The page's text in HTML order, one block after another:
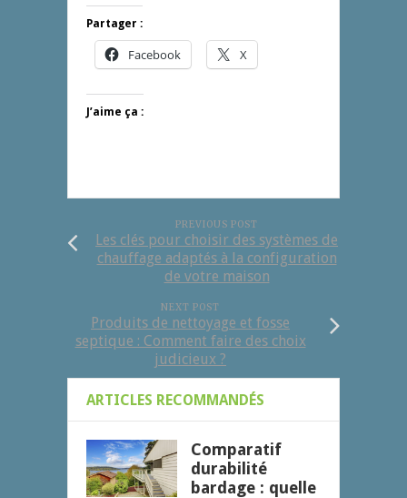
Partager :
Facebook X
J’aime ça :
PREVIOUS POST
Les clés pour choisir des systèmes de
chauffage adaptés à la configuration
de votre maison
NEXT POST
Produits de nettoyage et fosse
septique : Comment faire des choix
judicieux ?
ARTICLES RECOMMANDÉS
Comparatif
durabilité
bardage : quelle